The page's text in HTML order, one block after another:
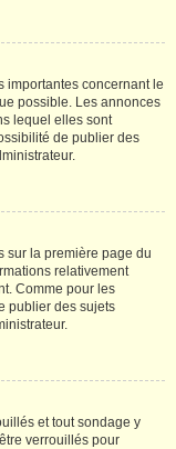
importantes concernant le
possible. Les annonces
lequel elles sont
de publier des
sur la première page du
relativement
Comme pour les
publier des sujets
et tout sondage y
verrouillés pour